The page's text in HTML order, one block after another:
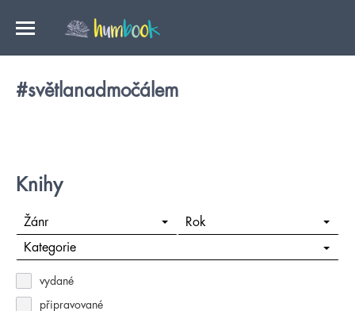
#světlanadmočálem
Knihy
Žánr Rok
Kategorie
vydané
připravované